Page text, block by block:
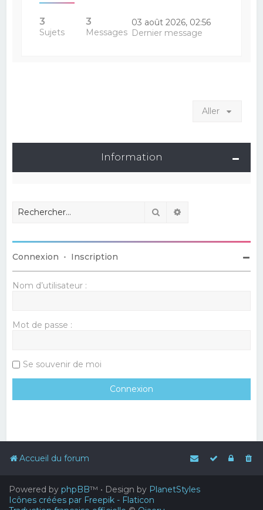
3
Sujets
3
Messages
03 août 2026, 02:56
Dernier message
Aller
Information
Rechercher
Connexion • Inscription
Nom d’utilisateur :
Mot de passe :
Se souvenir de moi
Accueil du forum
Powered by phpBB™ • Design by PlanetStyles
Icônes créées par Freepik - Flaticon